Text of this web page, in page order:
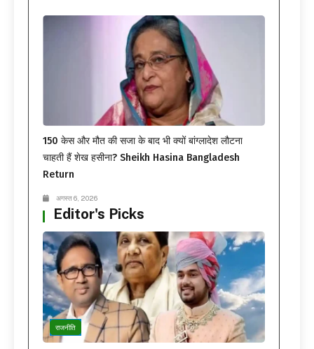
150 केस और मौत की सजा के बाद भी क्यों बांग्लादेश लौटना
चाहती हैं शेख हसीना? Sheikh Hasina Bangladesh
Return
अगस्त 6, 2026
Editor's Picks
राजनीति